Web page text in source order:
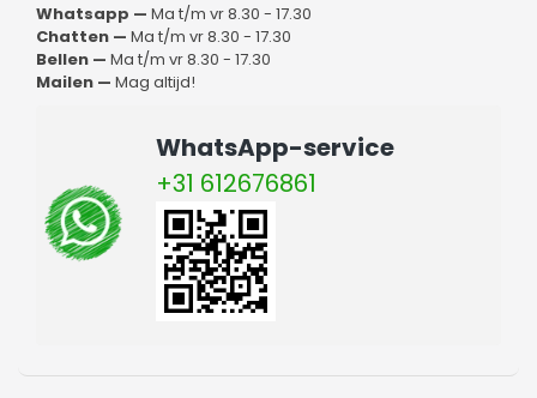
Whatsapp — Ma t/m vr 8.30 - 17.30
Chatten — Ma t/m vr 8.30 - 17.30
Bellen — Ma t/m vr 8.30 - 17.30
Mailen — Mag altijd!
WhatsApp-service
+31 612676861